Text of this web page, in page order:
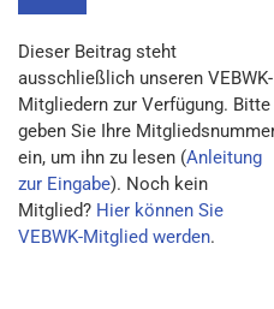
Dieser Beitrag steht
ausschließlich unseren VEBWK-
Mitgliedern zur Verfügung. Bitte
geben Sie Ihre
ein, um ihn zu lesen (Anleitung
zur Eingabe). Noch kein
Mitglied? Hier können Sie
VEBWK-Mitglied werden.